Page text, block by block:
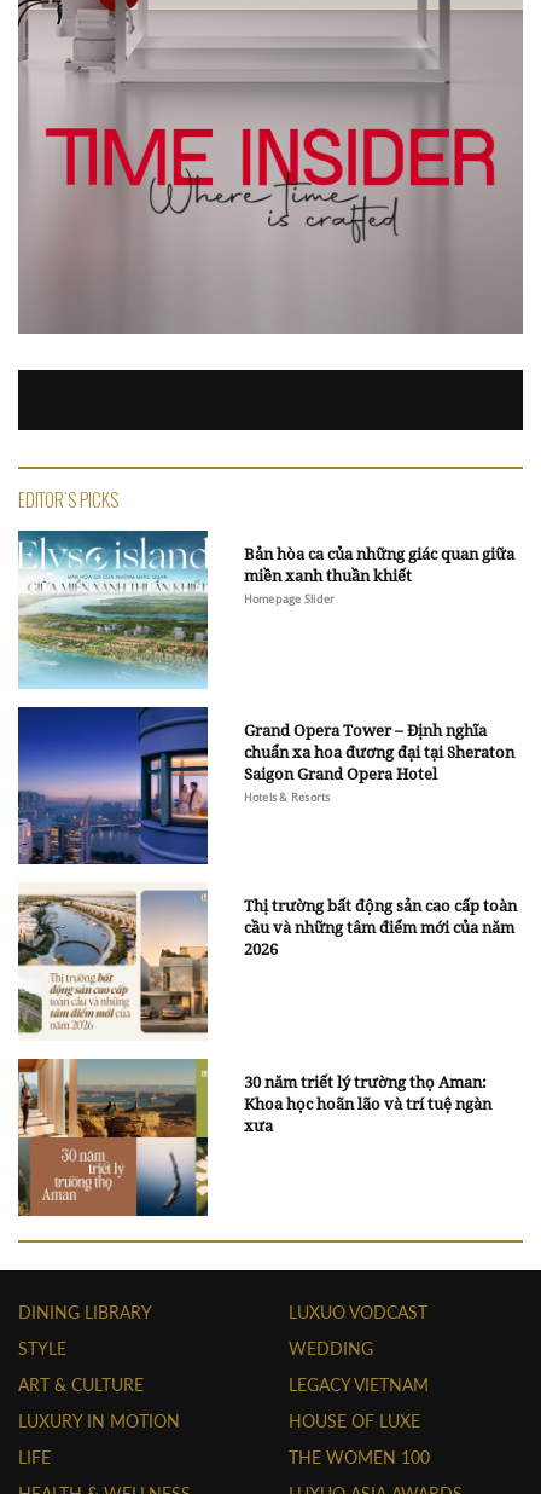
EDITOR'S PICKS
Bản hòa ca của những giác quan giữa
miền xanh thuần khiết
Homepage Slider
Grand Opera Tower – Định nghĩa
chuẩn xa hoa đương đại tại Sheraton
Saigon Grand Opera Hotel
Hotels & Resorts
Thị trường bất động sản cao cấp toàn
cầu và những tâm điểm mới của năm
2026
30 năm triết lý trường thọ Aman:
Khoa học hoãn lão và trí tuệ ngàn
xưa
DINING LIBRARY
STYLE
ART & CULTURE
LUXURY IN MOTION
LIFE
LUXUO VODCAST
WEDDING
LEGACY VIETNAM
HOUSE OF LUXE
THE WOMEN 100